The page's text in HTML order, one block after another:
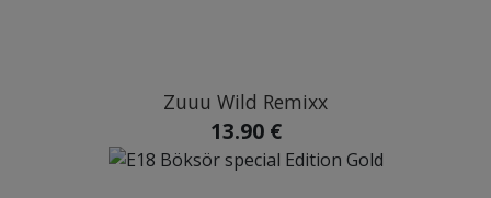
Zuuu Wild Remixx
13.90 €